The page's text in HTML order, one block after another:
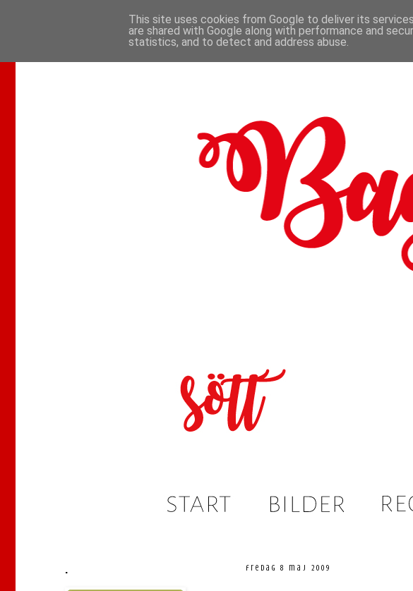
fredag 8 maj 2009
.
This site uses cookies from Google to deliver its
are shared with Google along with performance and
statistics, and to detect and address abuse.